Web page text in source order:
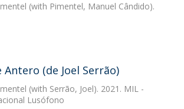
(with Pimentel, Manuel Cândido).
(de Joel Serrão)
(with Serrão, Joel). 2021. MIL -
Lusófono